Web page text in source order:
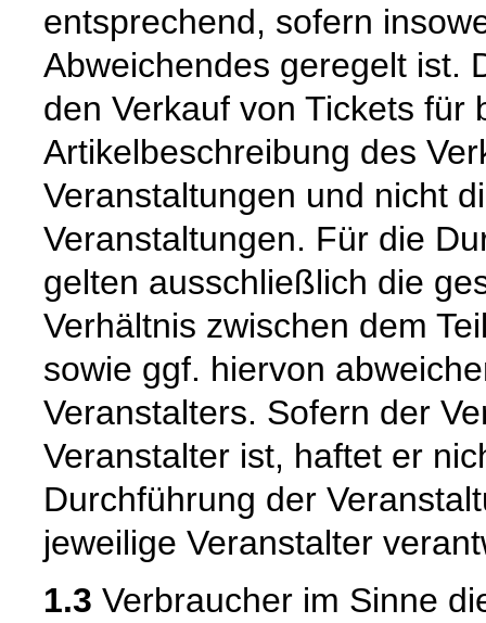
entsprechend, sofern
Abweichendes geregelt ist.
den Verkauf von Tickets für
Artikelbeschreibung des
Veranstaltungen und nicht
Veranstaltungen. Für die
gelten ausschließlich die
Verhältnis zwischen dem
sowie ggf. hiervon
Veranstalters. Sofern der
Veranstalter ist, haftet er
Durchführung der
jeweilige Veranstalter
1.3 Verbraucher im Sinne